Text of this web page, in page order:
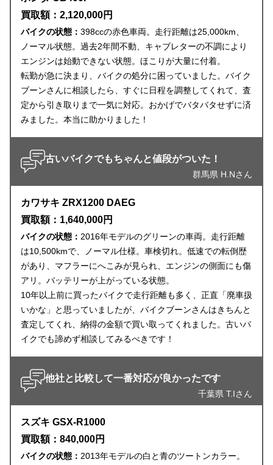
買取額：2,120,000円
バイクの状態： 398ccの赤色車両。走行距離は25,000km、
ノーマル状態。過去2年間不動、キャブレターの不調により
エンジンは始動できない状態。ほこりが大量に付着。
転勤が急に決まり、バイクの処分に困っていました。バイク
ブーンさんに相談したら、すぐに日程を調整してくれて、査
定から引き取りまで一気に対応。おかげでバタバタせずに済
みました。本当に助かりました！
古いバイクでもちゃんと値段がついた！
群馬県 H.Nさん
カワサキ ZRX1200 DAEG
買取額：1,640,000円
バイクの状態： 2016年モデルのグリーンの車両。走行距離
は10,500kmで、ノーマル仕様。車検切れ。低速での転倒歴
があり、マフラーにへこみが見られ、エンジンの側面にも傷
アリ。バッテリーが上がっている状態。
10年以上前に買ったバイクで走行距離も多く、正直「廃車扱
いかな」と思っていましたが、バイクブーンさんはきちんと
査定してくれ、納得の金額で買い取ってくれました。古いバ
イクでも諦めず相談してみるべきです！
他社と比較して一番対応が良かったです
千葉県 T.Iさん
スズキ GSX-R1000
買取額：840,000円
バイクの状態： 2013年モデルの白と青のツートンカラー。